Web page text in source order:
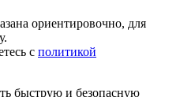
ориентировочно, для
с политикой
быструю и безопасную